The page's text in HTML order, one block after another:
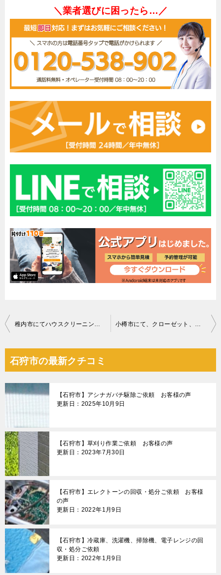
＼業者選びに困ったら…／
投
ナ
ビ
ゲ
ョ
ン
稚内市にてハウスクリーニング お客様の声 小樽市にて、クローゼット、食器棚など回収ご依頼 お客様の声
石狩市の最新クチコミ
【石狩市】アシナガバチ駆除ご依頼 お客様の声
更新日：2025年10月9日
【石狩市】草刈り作業ご依頼 お客様の声
更新日：2023年7月30日
【石狩市】エレクトーンの回収・処分ご依頼 お客様
の声
更新日：2022年1月9日
【石狩市】冷蔵庫、洗濯機、掃除機、電子レンジの回
収・処分ご依頼
更新日：2022年1月9日